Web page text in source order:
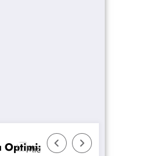
Yeni Özellikler ve